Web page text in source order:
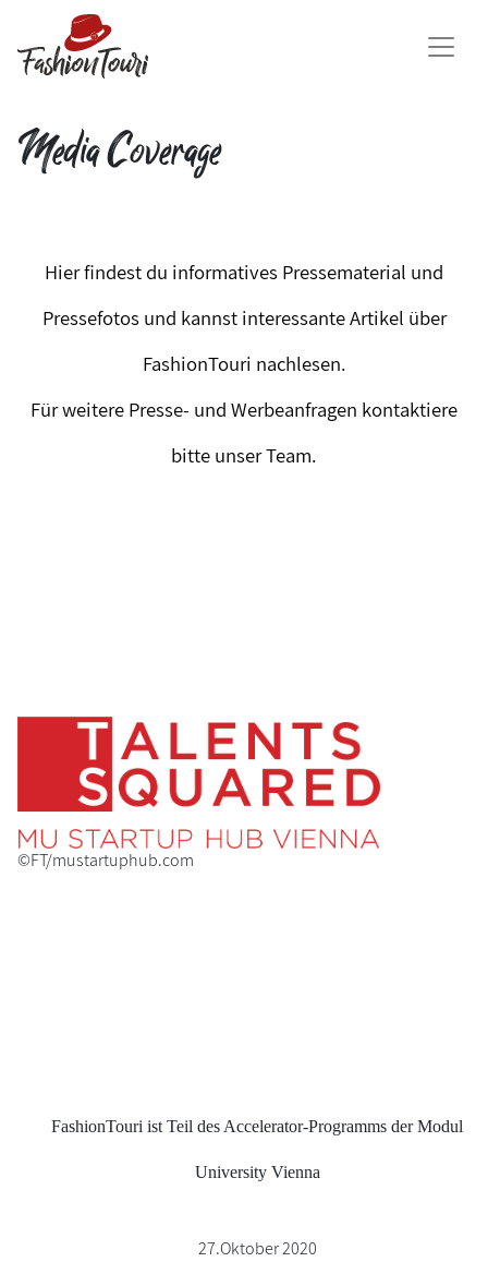
Media Coverage
Hier findest du informatives Pressematerial und
Pressefotos und kannst interessante Artikel über
FashionTouri nachlesen.
Für weitere Presse- und Werbeanfragen kontaktiere
bitte unser Team.
©FT/mustartuphub.com
FashionTouri ist Teil des Accelerator-Programms der Modul
University Vienna
27.Oktober 2020